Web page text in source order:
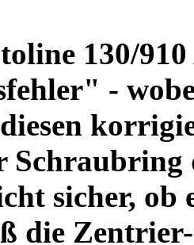
130/
-
sicher,
die Zentrier-